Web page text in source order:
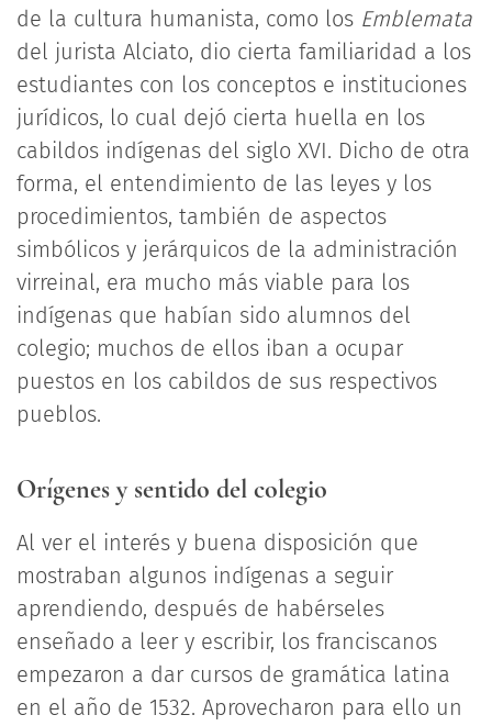
de la cultura humanista, como los Emblemata
del jurista Alciato, dio cierta familiaridad a los
estudiantes con los conceptos e instituciones
jurídicos, lo cual dejó cierta huella en los
cabildos indígenas del siglo XVI. Dicho de otra
forma, el entendimiento de las leyes y los
procedimientos, también de aspectos
simbólicos y jerárquicos de la administración
virreinal, era mucho más viable para los
indígenas que habían sido alumnos del
colegio; muchos de ellos iban a ocupar
puestos en los cabildos de sus respectivos
pueblos.
Orígenes y sentido del colegio
Al ver el interés y buena disposición que
mostraban algunos indígenas a seguir
aprendiendo, después de habérseles
enseñado a leer y escribir, los franciscanos
empezaron a dar cursos de gramática latina
en el año de 1532. Aprovecharon para ello un